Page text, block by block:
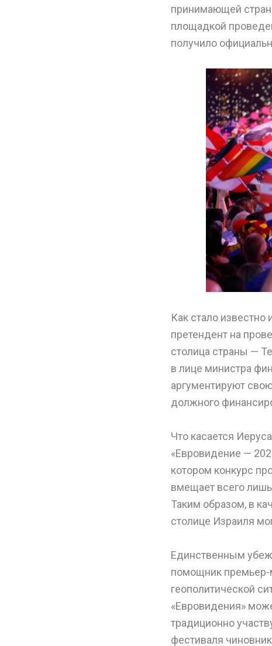
принимающей
площадкой
получило
Как стало
претендент на
столица страны —
в лице министра
аргументируют
должного
Что касается
«Евровидение —
котором конкурс
вмещает всего лишь
Таким образом, в
столице Израиля
Единственным
помощник премьер-
геополитической
«Евровидения»
традиционно
фестиваля